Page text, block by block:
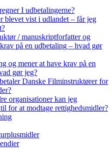
I udbetalingerne?
blevet vist i udlandet – får jeg
/ manuskriptforfatter og
på en udbetaling – hvad gør
og mener at have krav på en
gør jeg?
Danske Filminstruktører for
organisationer kan jeg
for at modtage rettighedsmidler?